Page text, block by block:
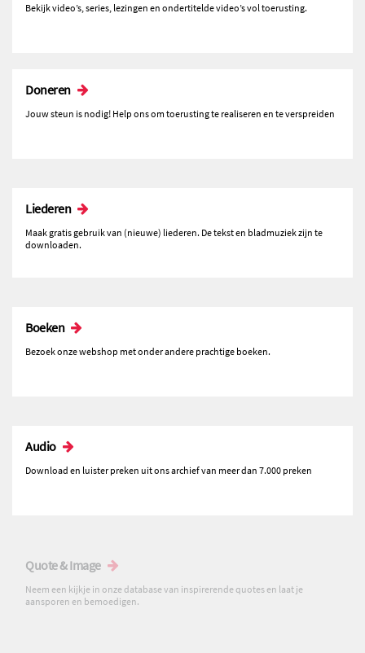
Bekijk video’s, series, lezingen en ondertitelde video’s vol toerusting.
Doneren
Jouw steun is nodig! Help ons om toerusting te realiseren en te verspreiden
Liederen
Maak gratis gebruik van (nieuwe) liederen. De tekst en bladmuziek zijn te
downloaden.
Boeken
Bezoek onze webshop met onder andere prachtige boeken.
Audio
Download en luister preken uit ons archief van meer dan 7.000 preken
Quote & Image
Neem een kijkje in onze database van inspirerende quotes en laat je
aansporen en bemoedigen.